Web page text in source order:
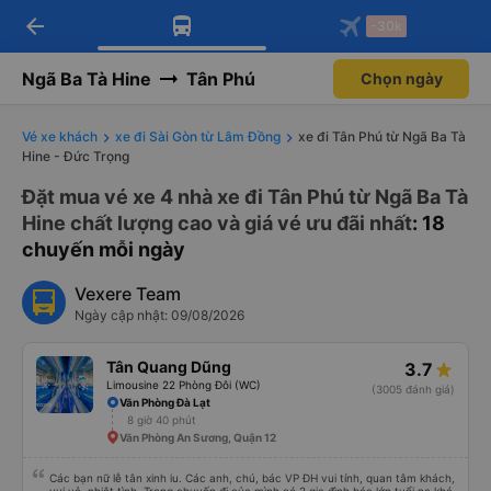
Tải app Vexere ngay!
Nhận ưu đãi thành viên độc
Mở app
Tải app Vexere
-30k/ghế khi đặt vé máy bay qua
Mở app
arrow_back -30k
Ngã Ba Tà Hine Tân Phú Chọn ngày
Vé xe khách xe đi Sài Gòn từ Lâm Đồng
xe đi Tân Phú từ Ngã Ba Tà
Hine - Đức Trọng
Đặt mua vé xe 4 nhà xe đi Tân Phú từ Ngã Ba Tà
Hine chất lượng cao và giá vé ưu đãi nhất: 18
chuyến mỗi ngày
Vexere Team
Ngày cập nhật: 09/08/2026
Tân Quang Dũng
Limousine 22 Phòng Đôi (WC)
3.7
(3005 đánh giá)
Văn Phòng Đà Lạt
8 giờ 40 phút
Văn Phòng An Sương, Quận 12
Các bạn nữ lễ tân xinh iu. Các anh, chú, bác VP ĐH vui tính, quan tâm khách,